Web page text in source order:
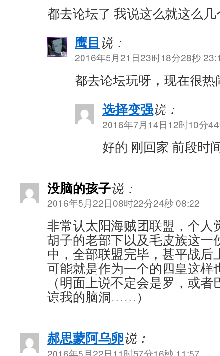
都去论坛了 我说这么就这么几
鹰目 说：
2016年5月21日23时18分28秒
都去论坛玩呀，现在很热
选择变强说：
2016年7月14日12时10分
好的 刚回家 前段时
没脑的孩子说：
2016年5月22日08时22分24秒 08:22
非常认太阳海贼团联盟，个人
胡子的老部下以及毛皮族这一
中，全部联盟完毕，甚平战后
可能就是作为一个的四皇这样
（明面上说不定会是罗，或
谅我的脑洞……）
郝思蒙阿乌卵说：
2016年5月22日11时57分16秒 11:57